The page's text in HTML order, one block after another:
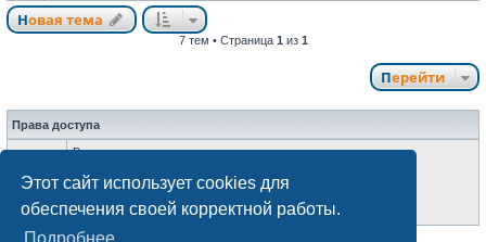
Этот сайт использует cookies для
обеспечения своей корректной работы.
Новая тема
7 тем • Страница 1 из 1
Перейти
Права доступа
Выне можетеначинать темы
Выне можетередактировать свои сообщения
Выне можетедобавлять вложения